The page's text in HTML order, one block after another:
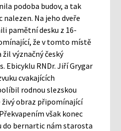
podoba budov, a tak
Na jeho dveře
pamětní desku z 16-
že v tomto místě
žil význačný český
Ebicyklu RNDr. Jiří Grygar
cvakajících
rodnou slezskou
obraz připomínající
však konec
do bernartic nám starosta